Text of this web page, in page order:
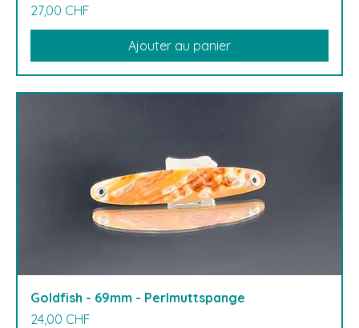
Prix
27,00 CHF
Ajouter au panier
Goldfish - 69mm - Perlmuttspange
Prix
24,00 CHF